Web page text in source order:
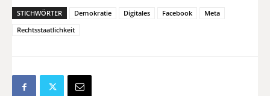
STICHWÖRTER Demokratie Digitales Facebook
Meta
Rechtsstaatlichkeit